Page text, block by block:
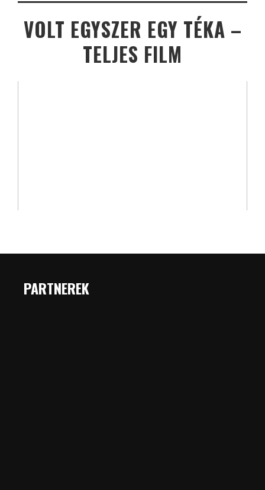
VOLT EGYSZER EGY TÉKA –
TELJES FILM
PARTNEREK